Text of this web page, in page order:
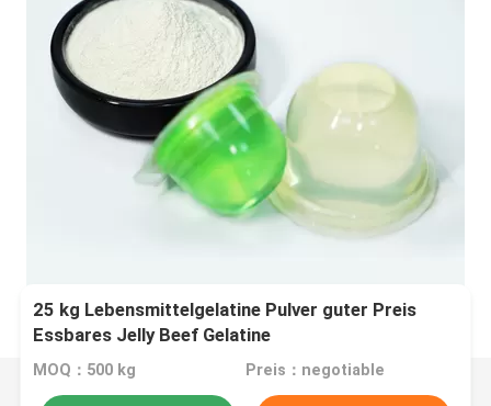
25 kg Lebensmittelgelatine Pulver guter Preis
Essbares Jelly Beef Gelatine
MOQ：500 kg Preis：negotiable